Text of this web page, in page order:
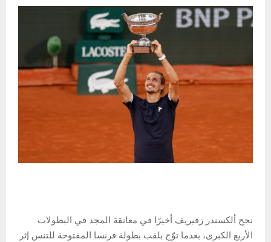
نجح ألكسندر زفيريف أخيرًا في معانقة المجد في البطولات
الأربع الكبرى، بعدما توّج بلقب بطولة فرنسا المفتوحة للتنس إثر